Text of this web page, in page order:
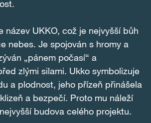
název UKKO, což je nejvyšší bůh
nebes. Je spojován s hromy a
„pánem počasí“ a
zlými silami. Ukko symbolizuje
a plodnost, jeho přízeň přinášela
a bezpečí. Proto mu náleží
budova celého projektu.